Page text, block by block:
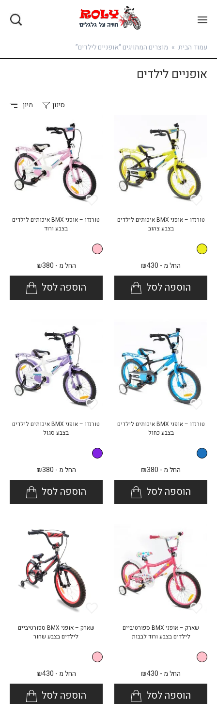
בואו להירשם
עמוד הבית » מוצרים המתויגים “אופניים לילדים”
אופניים לילדים
מיון סינון
טורנדו – אופני BMX איכותים לילדים
בצבע צהוב
החל מ - ₪430
הוספה לסל
טורנדו – אופני BMX איכותים לילדים
בצבע ורוד
החל מ - ₪380
הוספה לסל
טורנדו – אופני BMX איכותים לילדים
בצבע כחול
החל מ - ₪380
הוספה לסל
טורנדו – אופני BMX איכותים לילדים
בצבע סגול
החל מ - ₪380
הוספה לסל
שארק – אופני BMX ספורטיביים
לילדים בצבע ורוד לבבות
החל מ - ₪430
הוספה לסל
שארק – אופני BMX ספורטיביים
לילדים בצבע שחור
החל מ - ₪430
הוספה לסל